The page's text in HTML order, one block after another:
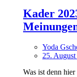
Kader
Yoda
25.
Was ist denn